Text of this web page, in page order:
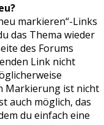
markieren“-Links
das Thema wieder
des Forums
Link nicht
Markierung ist nicht
auch möglich, das
du einfach eine